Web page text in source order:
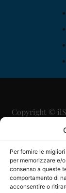
Per fornire le
per memorizzare e/
consenso a queste
comportamento di
acconsentire o
Copyright ©